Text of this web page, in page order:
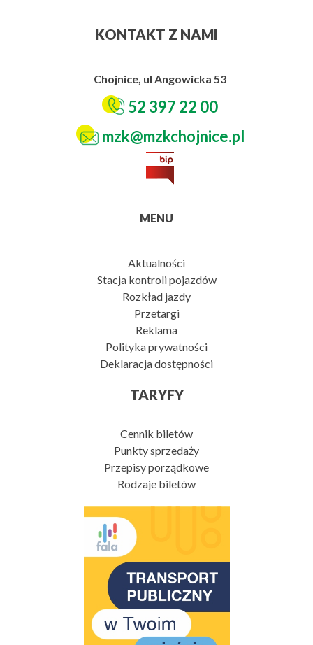
KONTAKT Z NAMI
Chojnice, ul Angowicka 53
52 397 22 00
mzk@mzkchojnice.pl
MENU
Aktualności
Stacja kontroli pojazdów
Rozkład jazdy
Przetargi
Reklama
Polityka prywatności
Deklaracja dostępności
TARYFY
Cennik biletów
Punkty sprzedaży
Przepisy porządkowe
Rodzaje biletów